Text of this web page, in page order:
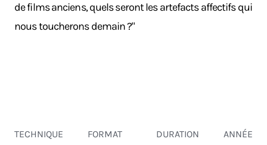
de films anciens, quels seront les artefacts affectifs qui
nous toucherons demain ?"
TECHNIQUE
FORMAT
DURATION
ANNÉE